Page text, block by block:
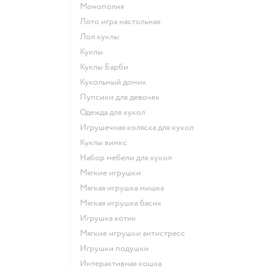
Монополия
Лото игра настольная
Лол куклы
Куклы
Куклы Барби
Кукольный домик
Пупсики для девочек
Одежда для кукол
Игрушечная коляска для кукол
Куклы винкс
Набор мебели для кукол
Мягкие игрушки
Мягкая игрушка мишка
Мягкая игрушка басик
Игрушка котик
Мягкие игрушки антистресс
Игрушки подушки
Интерактивная кошка